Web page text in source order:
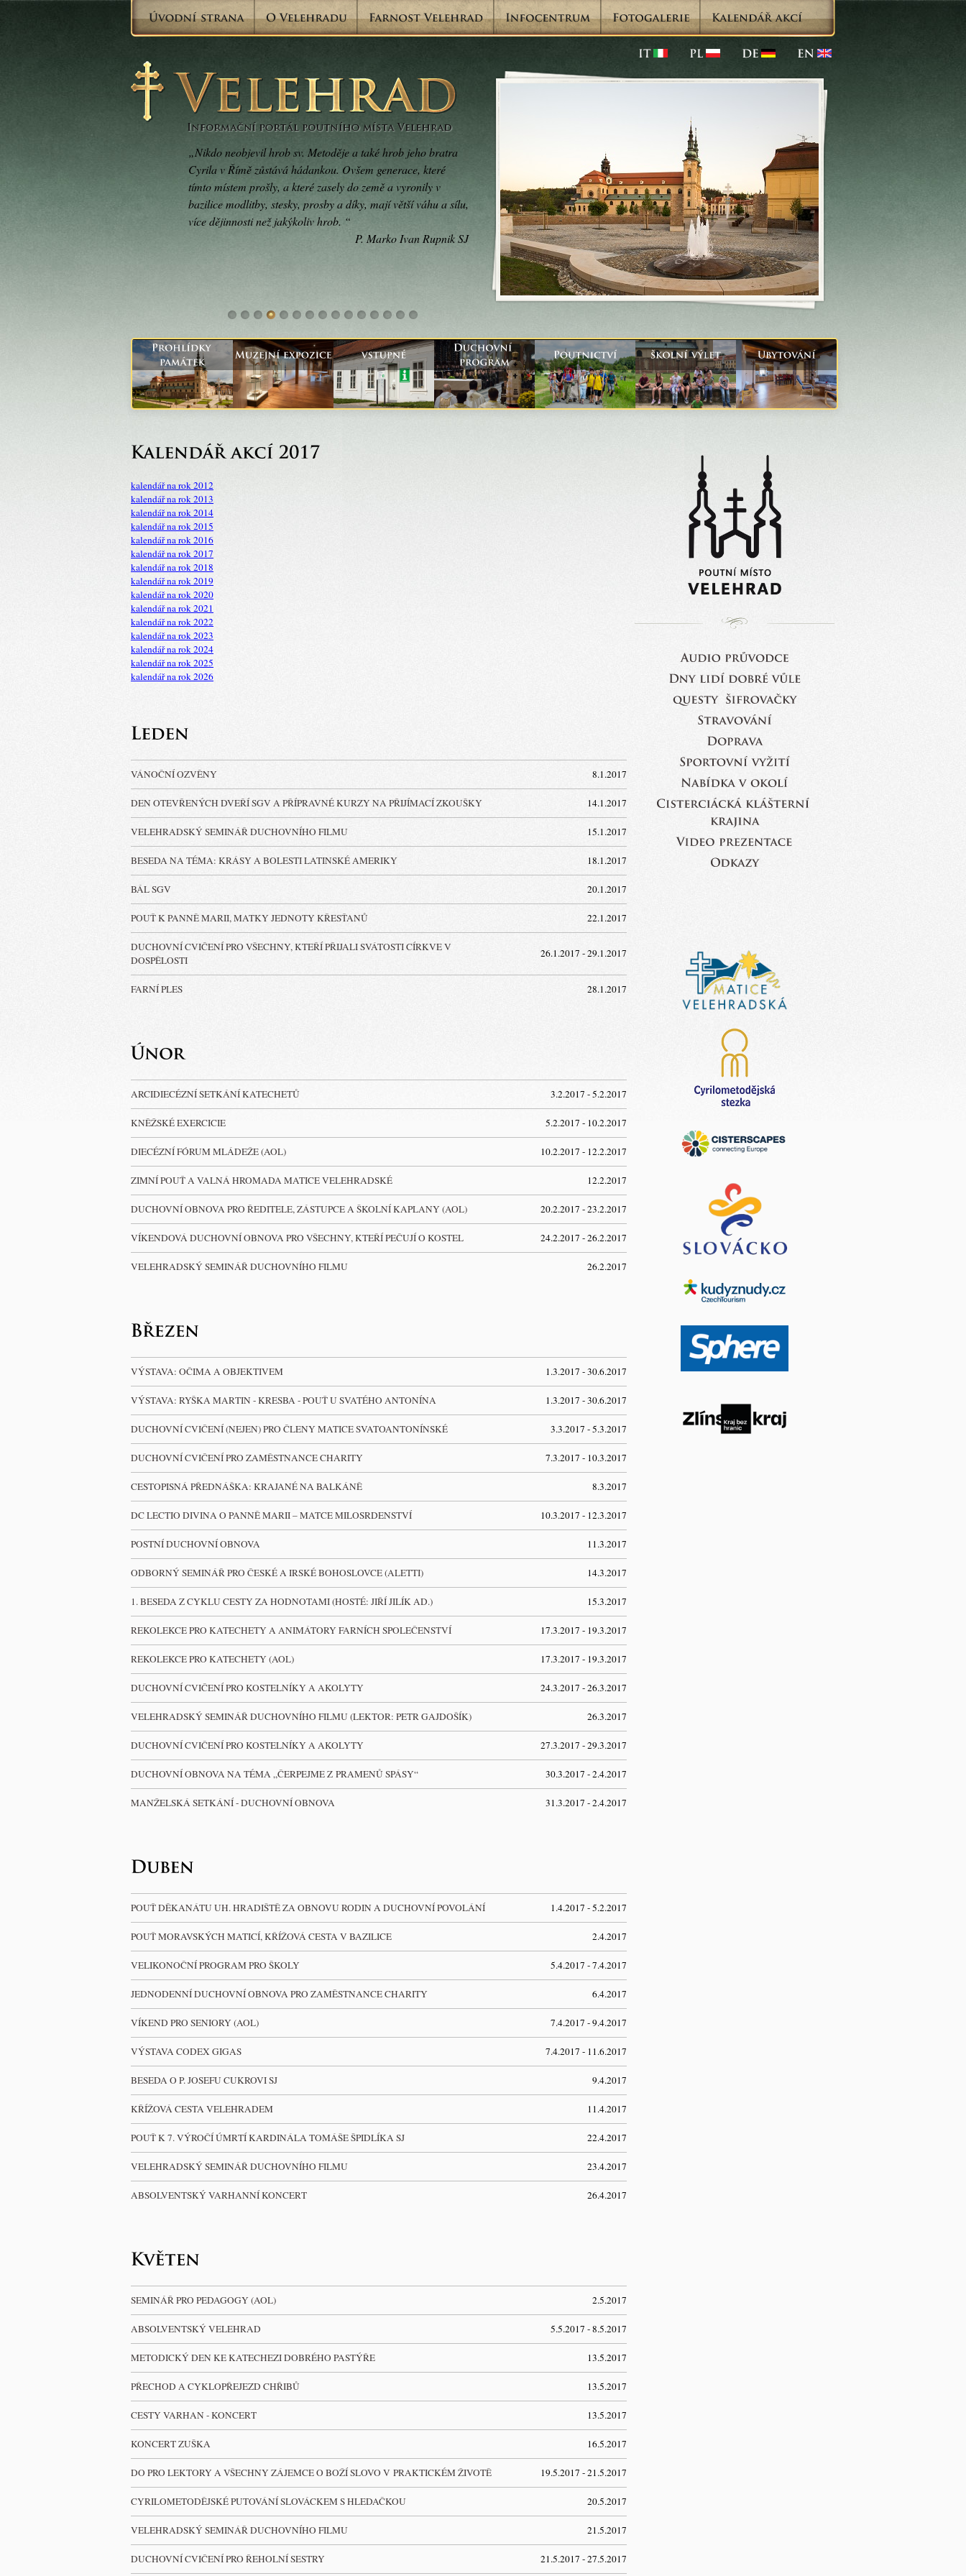
„Nikdo neobjevil hrob sv. Metoděje a také hrob jeho bratra
Cyrila v Římě zůstává hádankou. Ovšem generace, které
tímto místem prošly, a které zasely do země a vyronily v
bazilice modlitby, stesky, prosby a díky, mají větší váhu a sílu,
více dějinnosti než jakýkoliv hrob. “
P. Marko Ivan Rupnik SJ
kalendář na rok 2012
kalendář na rok 2013
kalendář na rok 2014
kalendář na rok 2015
kalendář na rok 2016
kalendář na rok 2017
kalendář na rok 2018
kalendář na rok 2019
kalendář na rok 2020
kalendář na rok 2021
kalendář na rok 2022
kalendář na rok 2023
kalendář na rok 2024
kalendář na rok 2025
kalendář na rok 2026
VÁNOČNÍ OZVĚNY 8.1.2017
DEN OTEVŘENÝCH DVEŘÍ SGV A PŘÍPRAVNÉ KURZY NA PŘIJÍMACÍ ZKOUŠKY 14.1.2017
VELEHRADSKÝ SEMINÁŘ DUCHOVNÍHO FILMU 15.1.2017
BESEDA NA TÉMA: KRÁSY A BOLESTI LATINSKÉ AMERIKY 18.1.2017
BÁL SGV 20.1.2017
POUŤ K PANNĚ MARII, MATKY JEDNOTY KŘESŤANŮ 22.1.2017
DUCHOVNÍ CVIČENÍ PRO VŠECHNY, KTEŘÍ PŘIJALI SVÁTOSTI CÍRKVE V
DOSPĚLOSTI
26.1.2017 - 29.1.2017
FARNÍ PLES 28.1.2017
ARCIDIECÉZNÍ SETKÁNÍ KATECHETŮ 3.2.2017 - 5.2.2017
KNĚŽSKÉ EXERCICIE 5.2.2017 - 10.2.2017
DIECÉZNÍ FÓRUM MLÁDEŽE (AOL) 10.2.2017 - 12.2.2017
ZIMNÍ POUŤ A VALNÁ HROMADA MATICE VELEHRADSKÉ 12.2.2017
DUCHOVNÍ OBNOVA PRO ŘEDITELE, ZÁSTUPCE A ŠKOLNÍ KAPLANY (AOL) 20.2.2017 - 23.2.2017
VÍKENDOVÁ DUCHOVNÍ OBNOVA PRO VŠECHNY, KTEŘÍ PEČUJÍ O KOSTEL 24.2.2017 - 26.2.2017
VELEHRADSKÝ SEMINÁŘ DUCHOVNÍHO FILMU 26.2.2017
VÝSTAVA: OČIMA A OBJEKTIVEM 1.3.2017 - 30.6.2017
VÝSTAVA: RYŠKA MARTIN - KRESBA - POUŤ U SVATÉHO ANTONÍNA 1.3.2017 - 30.6.2017
DUCHOVNÍ CVIČENÍ (NEJEN) PRO ČLENY MATICE SVATOANTONÍNSKÉ 3.3.2017 - 5.3.2017
DUCHOVNÍ CVIČENÍ PRO ZAMĚSTNANCE CHARITY 7.3.2017 - 10.3.2017
CESTOPISNÁ PŘEDNÁŠKA: KRAJANÉ NA BALKÁNĚ 8.3.2017
DC LECTIO DIVINA O PANNĚ MARII – MATCE MILOSRDENSTVÍ 10.3.2017 - 12.3.2017
POSTNÍ DUCHOVNÍ OBNOVA 11.3.2017
ODBORNÝ SEMINÁŘ PRO ČESKÉ A IRSKÉ BOHOSLOVCE (ALETTI) 14.3.2017
1. BESEDA Z CYKLU CESTY ZA HODNOTAMI (HOSTÉ: JIŘÍ JILÍK AD.) 15.3.2017
REKOLEKCE PRO KATECHETY A ANIMÁTORY FARNÍCH SPOLEČENSTVÍ 17.3.2017 - 19.3.2017
REKOLEKCE PRO KATECHETY (AOL) 17.3.2017 - 19.3.2017
DUCHOVNÍ CVIČENÍ PRO KOSTELNÍKY A AKOLYTY 24.3.2017 - 26.3.2017
VELEHRADSKÝ SEMINÁŘ DUCHOVNÍHO FILMU (LEKTOR: PETR GAJDOŠÍK) 26.3.2017
DUCHOVNÍ CVIČENÍ PRO KOSTELNÍKY A AKOLYTY 27.3.2017 - 29.3.2017
DUCHOVNÍ OBNOVA NA TÉMA „ČERPEJME Z PRAMENŮ SPÁSY“ 30.3.2017 - 2.4.2017
MANŽELSKÁ SETKÁNÍ - DUCHOVNÍ OBNOVA 31.3.2017 - 2.4.2017
POUŤ DĚKANÁTU UH. HRADIŠTĚ ZA OBNOVU RODIN A DUCHOVNÍ POVOLÁNÍ 1.4.2017 - 5.2.2017
POUŤ MORAVSKÝCH MATICÍ, KŘÍŽOVÁ CESTA V BAZILICE 2.4.2017
VELIKONOČNÍ PROGRAM PRO ŠKOLY 5.4.2017 - 7.4.2017
JEDNODENNÍ DUCHOVNÍ OBNOVA PRO ZAMĚSTNANCE CHARITY 6.4.2017
VÍKEND PRO SENIORY (AOL) 7.4.2017 - 9.4.2017
VÝSTAVA CODEX GIGAS 7.4.2017 - 11.6.2017
BESEDA O P. JOSEFU CUKROVI SJ 9.4.2017
KŘÍŽOVÁ CESTA VELEHRADEM 11.4.2017
POUŤ K 7. VÝROČÍ ÚMRTÍ KARDINÁLA TOMÁŠE ŠPIDLÍKA SJ 22.4.2017
VELEHRADSKÝ SEMINÁŘ DUCHOVNÍHO FILMU 23.4.2017
ABSOLVENTSKÝ VARHANNÍ KONCERT 26.4.2017
SEMINÁŘ PRO PEDAGOGY (AOL) 2.5.2017
ABSOLVENTSKÝ VELEHRAD 5.5.2017 - 8.5.2017
METODICKÝ DEN KE KATECHEZI DOBRÉHO PASTÝŘE 13.5.2017
PŘECHOD A CYKLOPŘEJEZD CHŘIBŮ 13.5.2017
CESTY VARHAN - KONCERT 13.5.2017
KONCERT ZUŠKA 16.5.2017
DO PRO LEKTORY A VŠECHNY ZÁJEMCE O BOŽÍ SLOVO V PRAKTICKÉM ŽIVOTĚ 19.5.2017 - 21.5.2017
CYRILOMETODĚJSKÉ PUTOVÁNÍ SLOVÁCKEM S HLEDAČKOU 20.5.2017
VELEHRADSKÝ SEMINÁŘ DUCHOVNÍHO FILMU 21.5.2017
DUCHOVNÍ CVIČENÍ PRO ŘEHOLNÍ SESTRY 21.5.2017 - 27.5.2017